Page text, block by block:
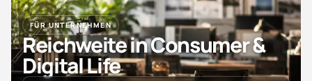
FÜR UNTERNEHMEN
Reichweite in Consumer &
Digital Life